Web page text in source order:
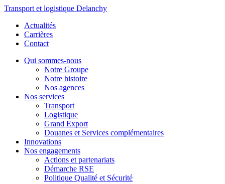
Transport et logistique Delanchy
Actualités
Carrières
Contact
Qui sommes-nous
Notre Groupe
Notre histoire
Nos agences
Nos services
Transport
Logistique
Grand Export
Douanes et Services complémentaires
Innovations
Nos engagements
Actions et partenariats
Démarche RSE
Politique Qualité et Sécurité